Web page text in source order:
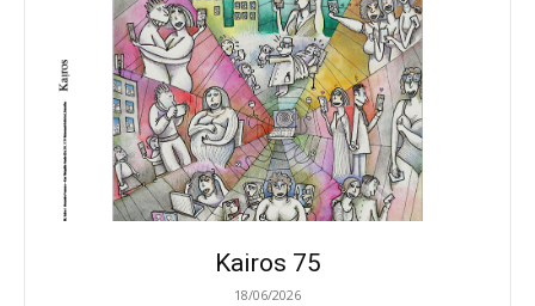
Kairos 75
18/06/2026